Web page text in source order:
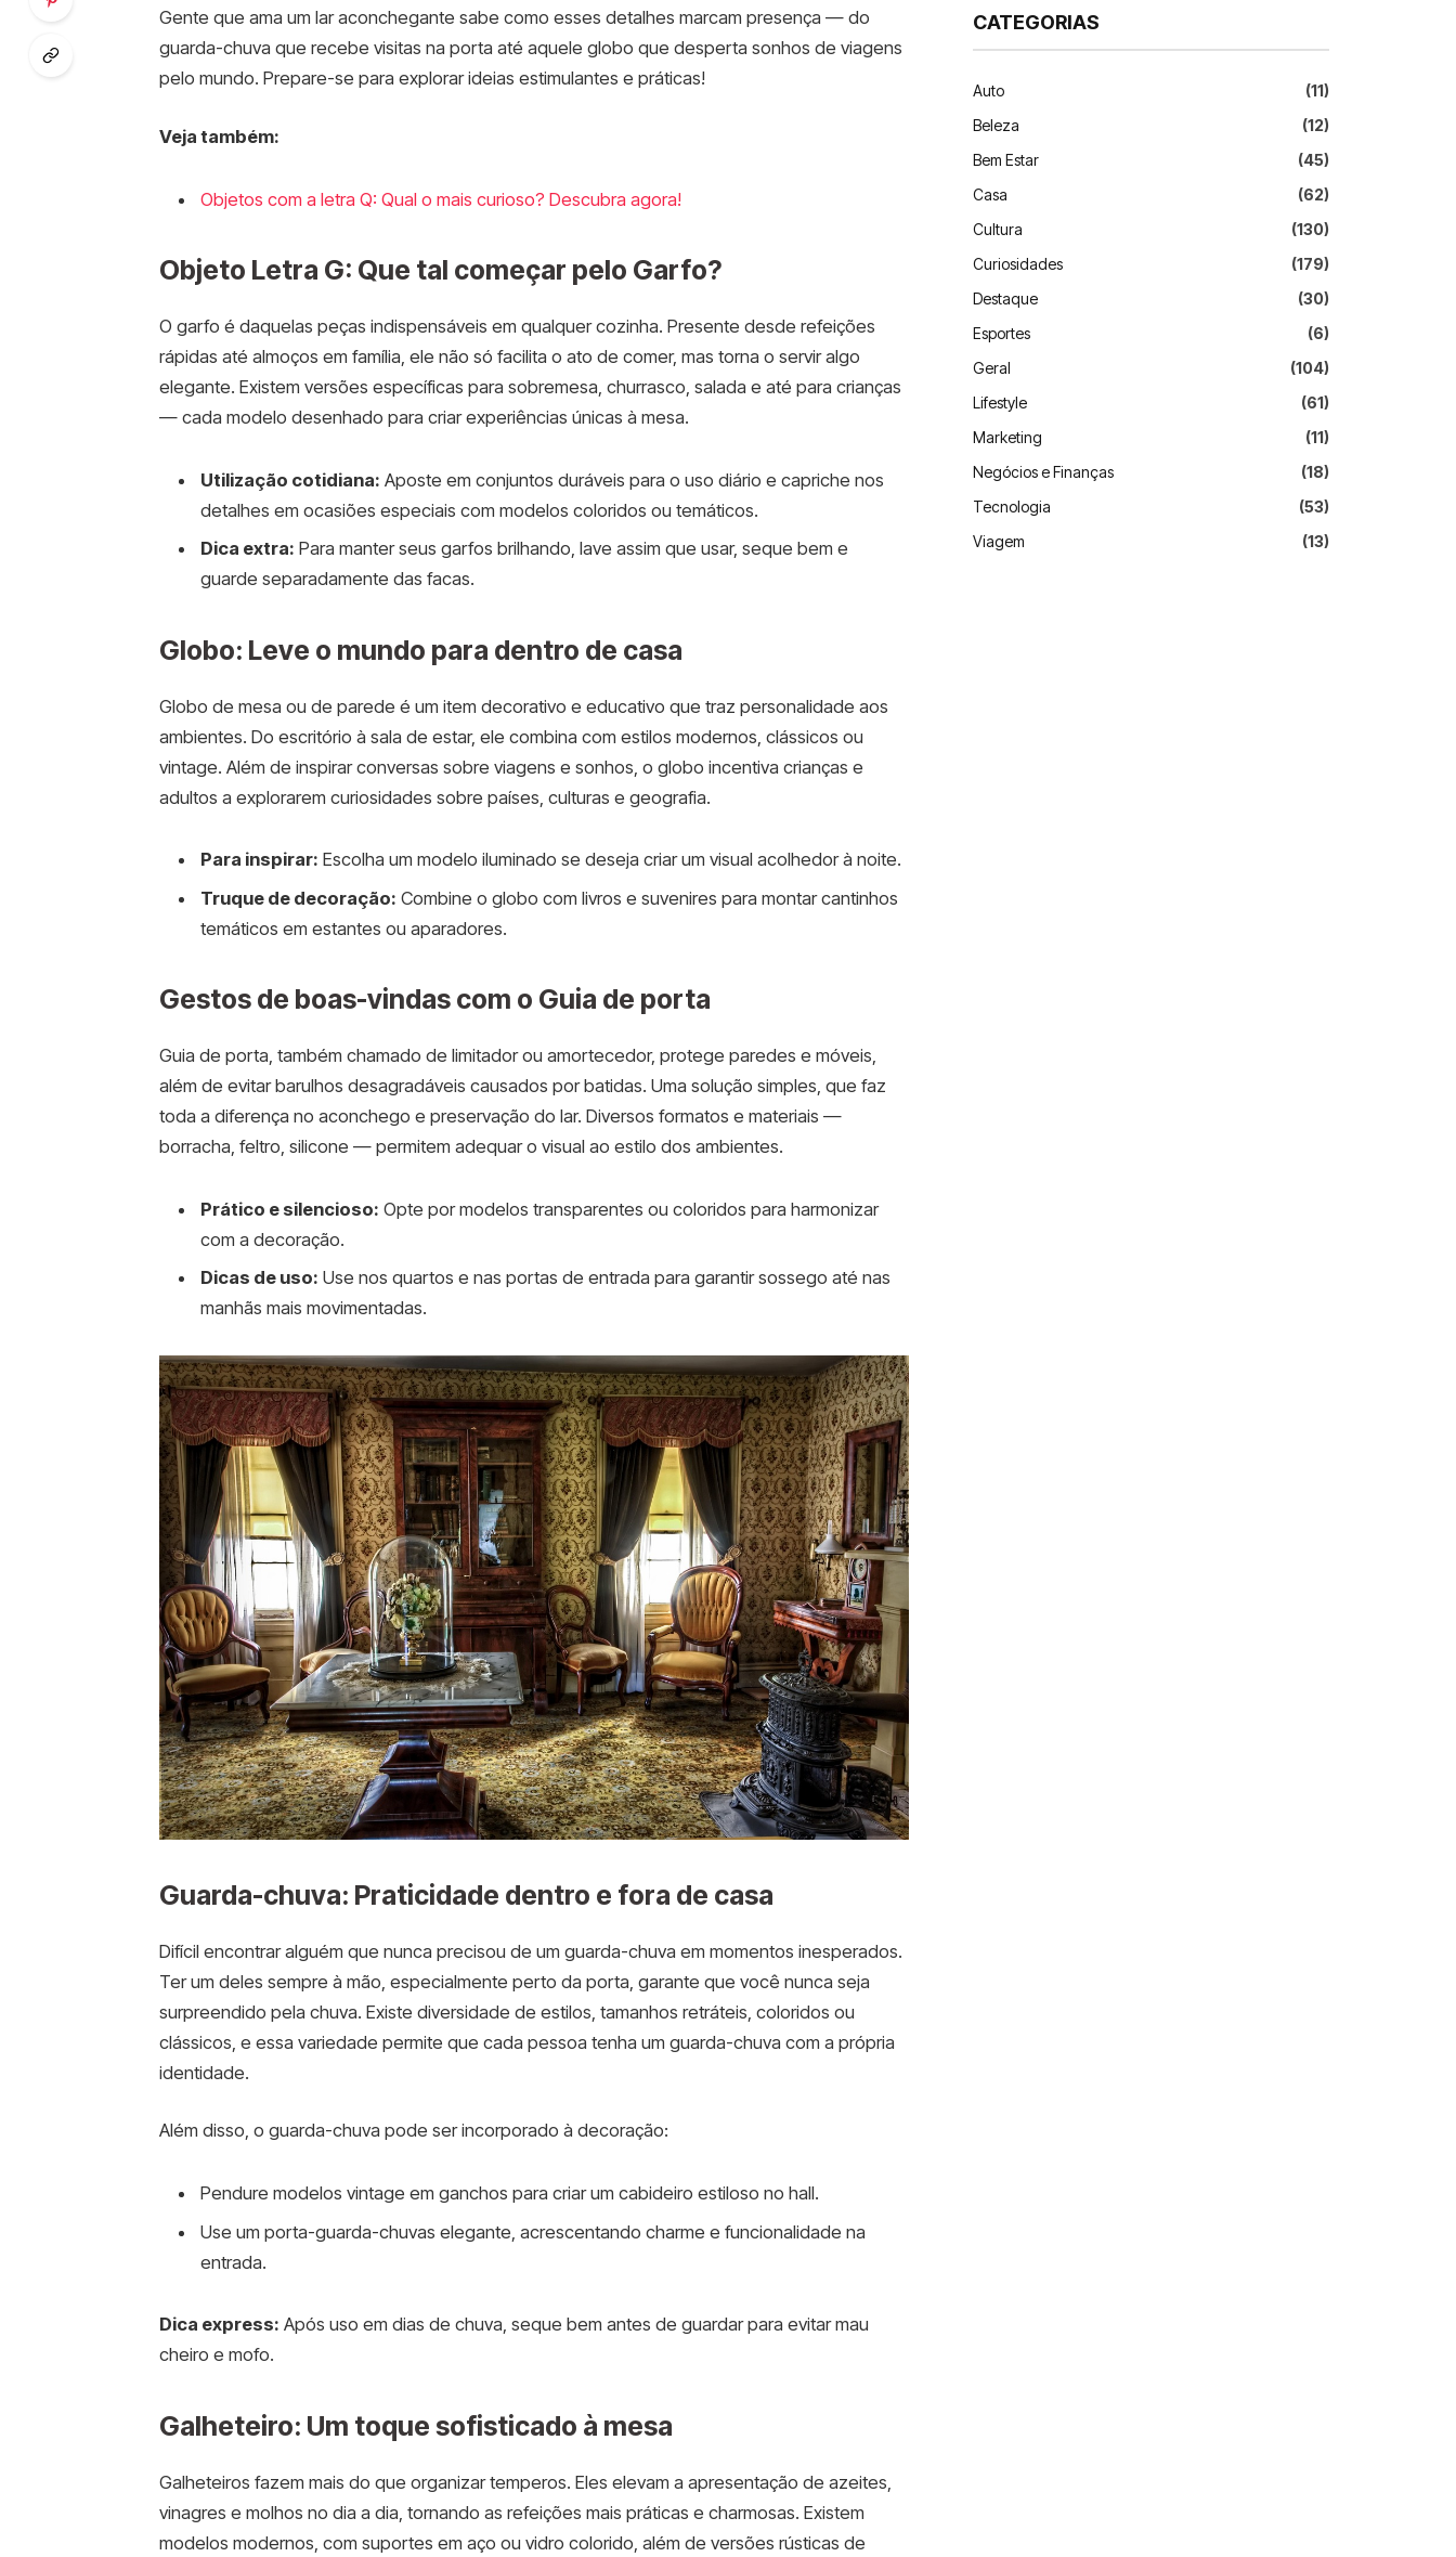
Gente que ama um lar aconchegante sabe como esses detalhes marcam presença — do
guarda-chuva que recebe visitas na porta até aquele globo que desperta sonhos de viagens
pelo mundo. Prepare-se para explorar ideias estimulantes e práticas!
Veja também:
Objetos com a letra Q: Qual o mais curioso? Descubra agora!
Objeto Letra G: Que tal começar pelo Garfo?
O garfo é daquelas peças indispensáveis em qualquer cozinha. Presente desde refeições
rápidas até almoços em família, ele não só facilita o ato de comer, mas torna o servir algo
elegante. Existem versões específicas para sobremesa, churrasco, salada e até para crianças
— cada modelo desenhado para criar experiências únicas à mesa.
Utilização cotidiana: Aposte em conjuntos duráveis para o uso diário e capriche nos
detalhes em ocasiões especiais com modelos coloridos ou temáticos.
Dica extra: Para manter seus garfos brilhando, lave assim que usar, seque bem e
guarde separadamente das facas.
Globo: Leve o mundo para dentro de casa
Globo de mesa ou de parede é um item decorativo e educativo que traz personalidade aos
ambientes. Do escritório à sala de estar, ele combina com estilos modernos, clássicos ou
vintage. Além de inspirar conversas sobre viagens e sonhos, o globo incentiva crianças e
adultos a explorarem curiosidades sobre países, culturas e geografia.
Para inspirar: Escolha um modelo iluminado se deseja criar um visual acolhedor à noite.
Truque de decoração: Combine o globo com livros e suvenires para montar cantinhos
temáticos em estantes ou aparadores.
Gestos de boas-vindas com o Guia de porta
Guia de porta, também chamado de limitador ou amortecedor, protege paredes e móveis,
além de evitar barulhos desagradáveis causados por batidas. Uma solução simples, que faz
toda a diferença no aconchego e preservação do lar. Diversos formatos e materiais —
borracha, feltro, silicone — permitem adequar o visual ao estilo dos ambientes.
Prático e silencioso: Opte por modelos transparentes ou coloridos para harmonizar
com a decoração.
Dicas de uso: Use nos quartos e nas portas de entrada para garantir sossego até nas
manhãs mais movimentadas.
Guarda-chuva: Praticidade dentro e fora de casa
Difícil encontrar alguém que nunca precisou de um guarda-chuva em momentos inesperados.
Ter um deles sempre à mão, especialmente perto da porta, garante que você nunca seja
surpreendido pela chuva. Existe diversidade de estilos, tamanhos retráteis, coloridos ou
clássicos, e essa variedade permite que cada pessoa tenha um guarda-chuva com a própria
identidade.
Além disso, o guarda-chuva pode ser incorporado à decoração:
Pendure modelos vintage em ganchos para criar um cabideiro estiloso no hall.
Use um porta-guarda-chuvas elegante, acrescentando charme e funcionalidade na
entrada.
Dica express: Após uso em dias de chuva, seque bem antes de guardar para evitar mau
cheiro e mofo.
Galheteiro: Um toque sofisticado à mesa
Galheteiros fazem mais do que organizar temperos. Eles elevam a apresentação de azeites,
vinagres e molhos no dia a dia, tornando as refeições mais práticas e charmosas. Existem
modelos modernos, com suportes em aço ou vidro colorido, além de versões rústicas de
CATEGORIAS
Auto
(11)
Beleza
(12)
Bem Estar
(45)
Casa
(62)
Cultura
(130)
Curiosidades
(179)
Destaque
(30)
Esportes
(6)
Geral
(104)
Lifestyle
(61)
Marketing
(11)
Negócios e Finanças
(18)
Tecnologia
(53)
Viagem
(13)